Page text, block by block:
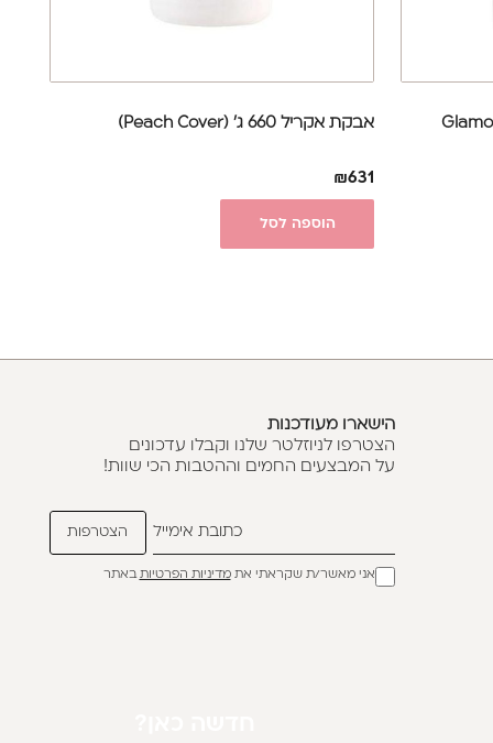
אבקת אקריל 660 ג' (Peach Cover)
₪631
הוספה לסל
הישארו מעודכנות
הצטרפו לניוזלטר שלנו וקבלו עדכונים
על המבצעים החמים וההטבות הכי שוות!
אני מאשר/ת שקראתי אתמדיניות הפרטיותבאתר